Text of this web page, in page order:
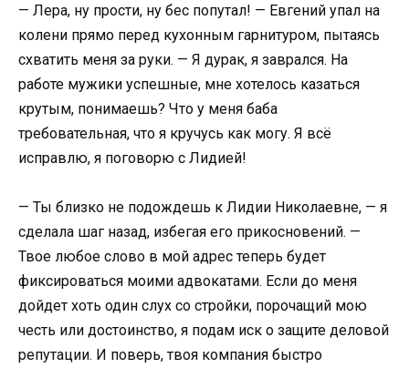
— Лера, ну прости, ну бес попутал! — Евгений упал на
колени прямо перед кухонным гарнитуром, пытаясь
схватить меня за руки. — Я дурак, я заврался. На
работе мужики успешные, мне хотелось казаться
крутым, понимаешь? Что у меня баба
требовательная, что я кручусь как могу. Я всё
исправлю, я поговорю с Лидией!
— Ты близко не подождешь к Лидии Николаевне, — я
сделала шаг назад, избегая его прикосновений. —
Твое любое слово в мой адрес теперь будет
фиксироваться моими адвокатами. Если до меня
дойдет хоть один слух со стройки, порочащий мою
честь или достоинство, я подам иск о защите деловой
репутации. И поверь, твоя компания быстро